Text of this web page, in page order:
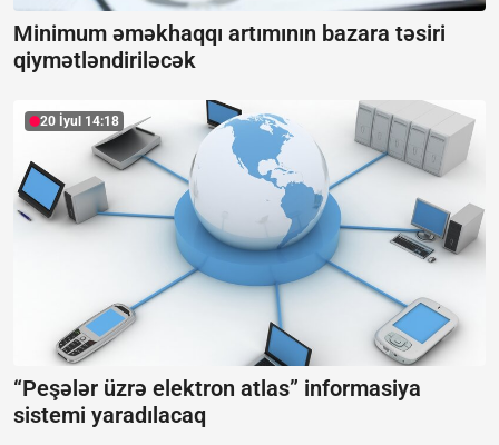
Minimum əməkhaqqı artımının bazara təsiri
qiymətləndiriləcək
20 İyul 14:18
“Peşələr üzrə elektron atlas” informasiya
sistemi yaradılacaq